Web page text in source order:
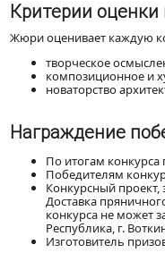
Критерии
Жюри оценивает каждую
творческое
композиционное и
новаторство
Награждение
По итогам
Победителям
Конкурсный проект,
Доставка
конкурса не может
Республика, г.
Изготовитель